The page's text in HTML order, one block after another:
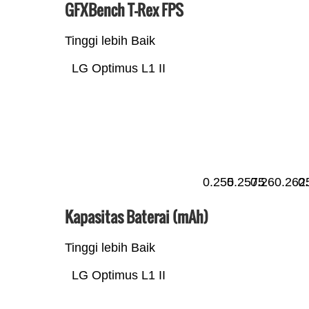
GFXBench T-Rex FPS
Tinggi lebih Baik
LG Optimus L1 II
0.2550.2575
0.26
Kapasitas Baterai (mAh)
Tinggi lebih Baik
LG Optimus L1 II